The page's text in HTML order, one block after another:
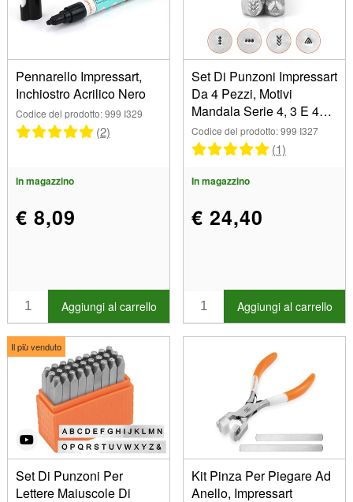
Pennarello Impressart,
Inchiostro Acrilico Nero
Codice del prodotto: 999 I329
(2)
In magazzino
€ 8,09
Aggiungi al carrello
Set Di Punzoni Impressart
Da 4 Pezzi, Motivi
Mandala Serie 4, 3 E 4
MM
Codice del prodotto: 999 I327
(1)
In magazzino
€ 24,40
Aggiungi al carrello
Il più venduto
Set Di Punzoni Per
Lettere Maiuscole Di
Kit Pinza Per Piegare Ad
Anello, Impressart